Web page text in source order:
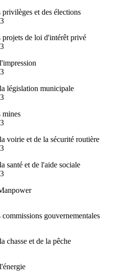
et des élections
projets de loi d'intérêt privé
législation municipale
mines
voirie et de la sécurité routière
santé et de l'aide sociale
gouvernementales
chasse et de la pêche